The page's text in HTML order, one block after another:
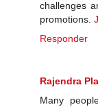
challenges
promotions.
Responder
Rajendra
Many